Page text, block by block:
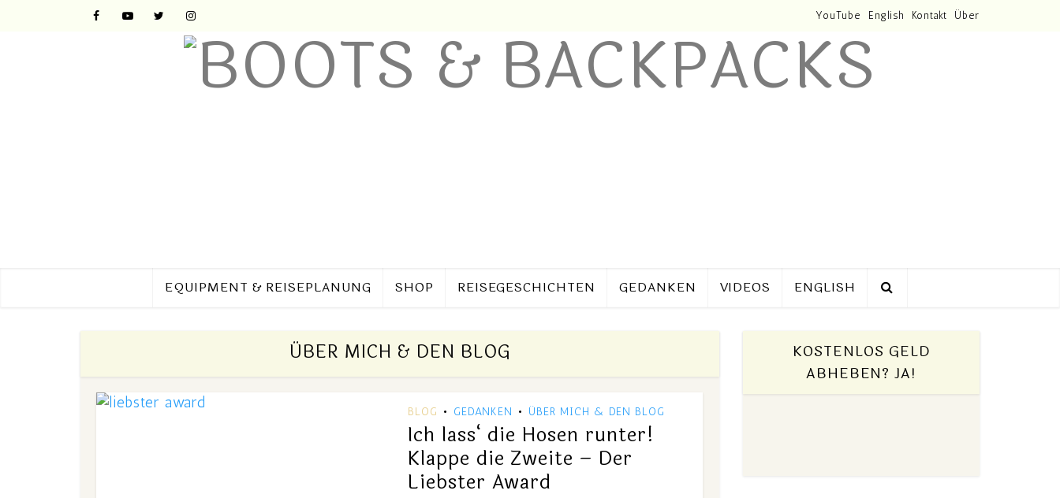
YouTube English Kontakt Über
EQUIPMENT & REISEPLANUNG SHOP REISEGESCHICHTEN GEDANKEN VIDEOS ENGLISH
ÜBER MICH & DEN BLOG
BLOG • GEDANKEN • ÜBER MICH & DEN BLOG
Ich lass‘ die Hosen runter!
Klappe die Zweite – Der
Liebster Award
KOSTENLOS GELD
ABHEBEN? JA!